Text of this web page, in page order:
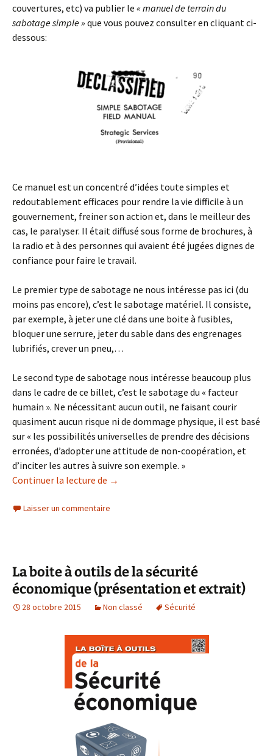
couvertures, etc) va publier le « manuel de terrain du
sabotage simple » que vous pouvez consulter en cliquant ci-
dessous:
Ce manuel est un concentré d’idées toute simples et
redoutablement efficaces pour rendre la vie difficile à un
gouvernement, freiner son action et, dans le meilleur des
cas, le paralyser. Il était diffusé sous forme de brochures, à
la radio et à des personnes qui avaient été jugées dignes de
confiance pour faire le travail.
Le premier type de sabotage ne nous intéresse pas ici (du
moins pas encore), c’est le sabotage matériel. Il consiste,
par exemple, à jeter une clé dans une boite à fusibles,
bloquer une serrure, jeter du sable dans des engrenages
lubrifiés, crever un pneu,…
Le second type de sabotage nous intéresse beaucoup plus
dans le cadre de ce billet, c’est le sabotage du « facteur
humain ». Ne nécessitant aucun outil, ne faisant courir
quasiment aucun risque ni de dommage physique, il est basé
sur « les possibilités universelles de prendre des décisions
erronées, d’adopter une attitude de non-coopération, et
d’inciter les autres à suivre son exemple. »
Continuer la lecture de L’algorithme comme outil de
→
Laisser un commentaire
La boite à outils de la sécurité
économique (présentation et extrait)
28 octobre 2015 Non classé Sécurité